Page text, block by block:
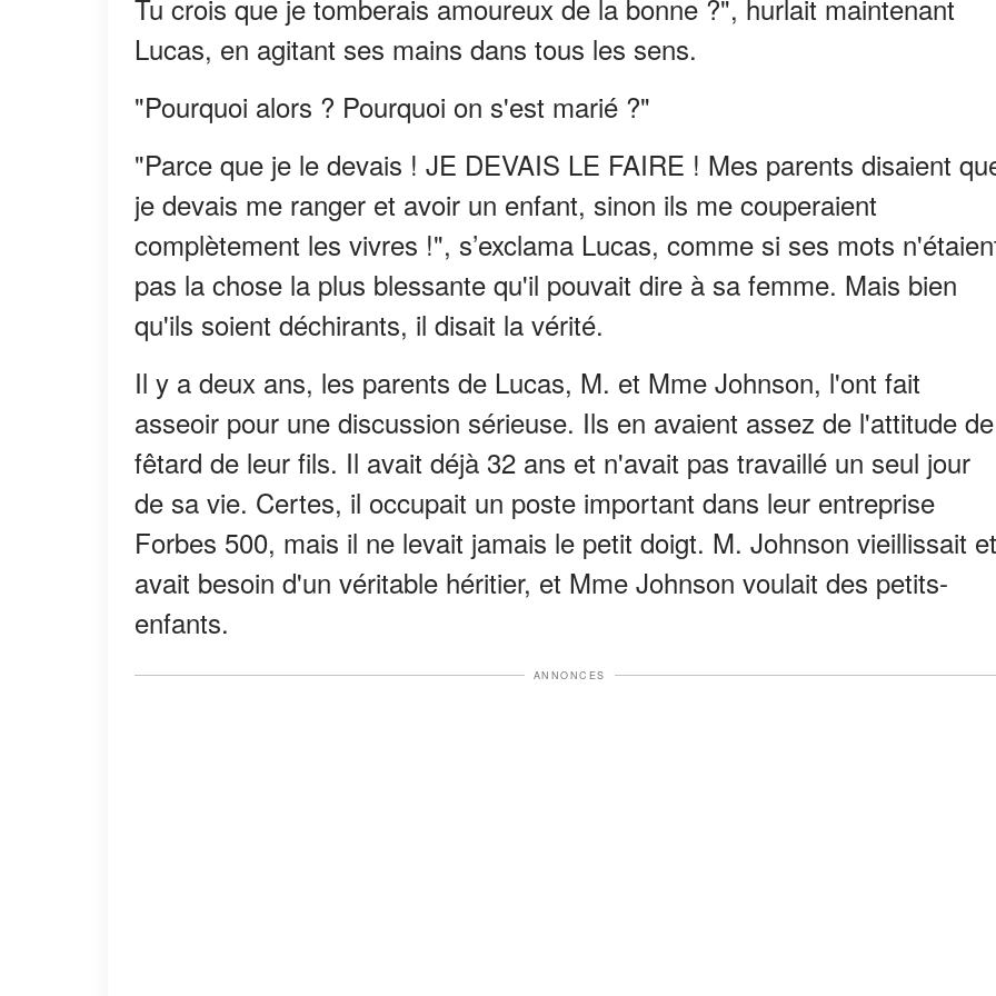
Tu crois que je tomberais amoureux de la bonne ?", hurlait maintenant
Lucas, en agitant ses mains dans tous les sens.
"Pourquoi alors ? Pourquoi on s'est marié ?"
"Parce que je le devais ! JE DEVAIS LE FAIRE ! Mes parents disaient
je devais me ranger et avoir un enfant, sinon ils me couperaient
complètement les vivres !", s’exclama Lucas, comme si ses mots
pas la chose la plus blessante qu'il pouvait dire à sa femme. Mais bien
qu'ils soient déchirants, il disait la vérité.
Il y a deux ans, les parents de Lucas, M. et Mme Johnson, l'ont fait
asseoir pour une discussion sérieuse. Ils en avaient assez de l'attitude de
fêtard de leur fils. Il avait déjà 32 ans et n'avait pas travaillé un seul jour
de sa vie. Certes, il occupait un poste important dans leur entreprise
Forbes 500, mais il ne levait jamais le petit doigt. M. Johnson vieillissait et
avait besoin d'un véritable héritier, et Mme Johnson voulait des petits-
enfants.
ANNONCES